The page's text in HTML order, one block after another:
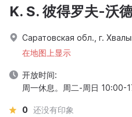
K. S. 彼得罗夫-沃
Саратовская обл., г.
在地图上显示
开放时间:
周一休息。周二-周日 10:00-
0 还没有印象